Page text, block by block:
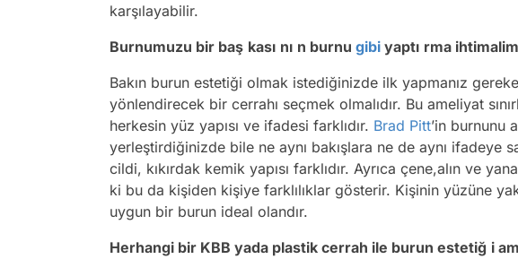
karşılayabilir.
Burnumuzu bir baş kası nı n burnu gibi yaptı rma
Bakın burun estetiği olmak istediğinizde ilk yapmanız
yönlendirecek bir cerrahı seçmek olmalıdır. Bu ameliyat
herkesin yüz yapısı ve ifadesi farklıdır. Brad Pitt’in burnunu
yerleştirdiğinizde bile ne aynı bakışlara ne de aynı ifadeye
cildi, kıkırdak kemik yapısı farklıdır. Ayrıca çene,alın ve
ki bu da kişiden kişiye farklılıklar gösterir. Kişinin yüzüne
uygun bir burun ideal olandır.
Herhangi bir KBB yada plastik cerrah ile burun estetiğ i